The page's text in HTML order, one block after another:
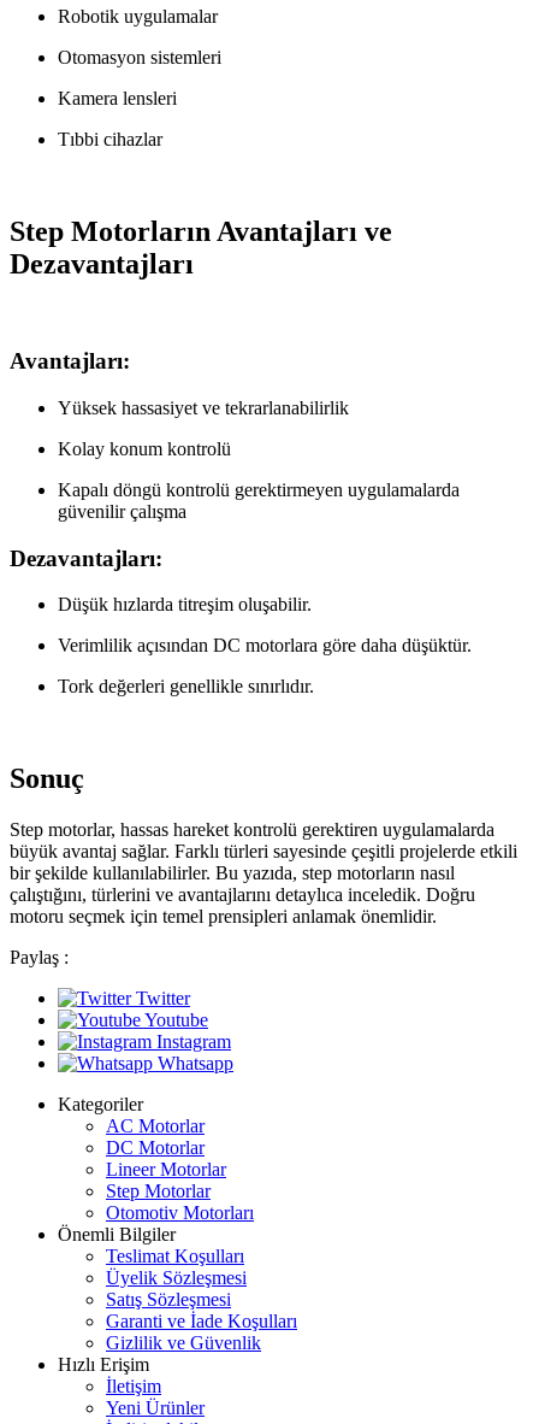
Robotik uygulamalar
Otomasyon sistemleri
Kamera lensleri
Tıbbi cihazlar
Step Motorların Avantajları ve
Dezavantajları
Avantajları:
Yüksek hassasiyet ve tekrarlanabilirlik
Kolay konum kontrolü
Kapalı döngü kontrolü gerektirmeyen uygulamalarda
güvenilir çalışma
Dezavantajları:
Düşük hızlarda titreşim oluşabilir.
Verimlilik açısından DC motorlara göre daha düşüktür.
Tork değerleri genellikle sınırlıdır.
Sonuç
Step motorlar, hassas hareket kontrolü gerektiren uygulamalarda
büyük avantaj sağlar. Farklı türleri sayesinde çeşitli projelerde etkili
bir şekilde kullanılabilirler. Bu yazıda, step motorların nasıl
çalıştığını, türlerini ve avantajlarını detaylıca inceledik. Doğru
motoru seçmek için temel prensipleri anlamak önemlidir.
Paylaş :
Twitter
Youtube
Instagram
Whatsapp
Kategoriler
AC Motorlar
DC Motorlar
Lineer Motorlar
Step Motorlar
Otomotiv Motorları
Önemli Bilgiler
Teslimat Koşulları
Üyelik Sözleşmesi
Satış Sözleşmesi
Garanti ve İade Koşulları
Gizlilik ve Güvenlik
Hızlı Erişim
İletişim
Yeni Ürünler